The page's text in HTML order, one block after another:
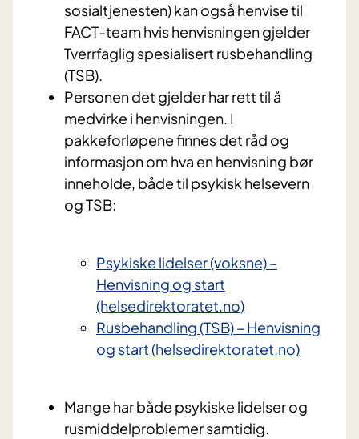
sosialtjenesten) kan også henvise til
FACT-team hvis henvisningen gjelder
Tverrfaglig spesialisert rusbehandling
(TSB).
Personen det gjelder har rett til å
medvirke i henvisningen. I
pakkeforløpene finnes det råd og
informasjon om hva en henvisning bør
inneholde, både til psykisk helsevern
og TSB:
Psykiske lidelser (voksne) –
Henvisning og start
(helsedirektoratet.no)
Rusbehandling (TSB) – Henvisning
og start (helsedirektoratet.no)
Mange har både psykiske lidelser og
rusmiddelproblemer samtidig.